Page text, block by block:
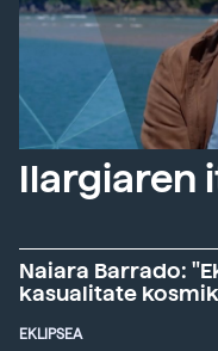
Ilargiaren
Naiara Barrado:
kasualitate
EKLIPSEA